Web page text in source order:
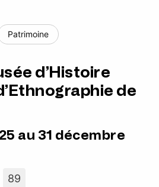
Patrimoine
d’Histoire
de
au 31 décembre
89